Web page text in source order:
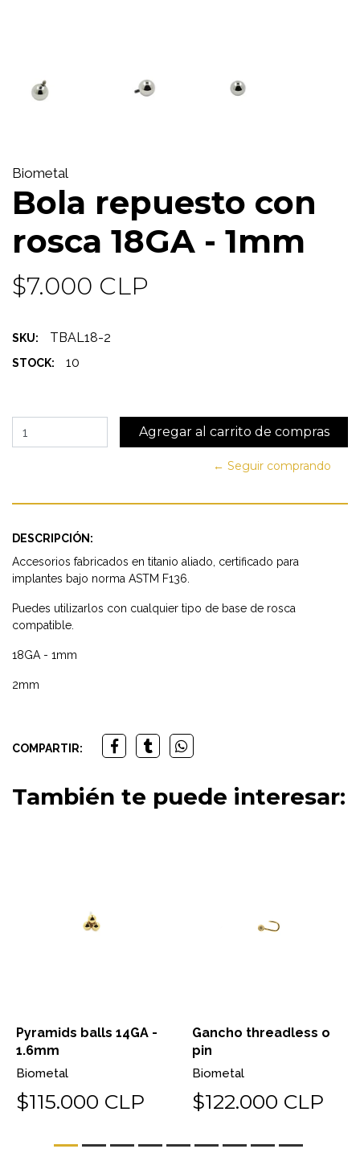
Biometal
Bola repuesto con
rosca 18GA - 1mm
$7.000 CLP
SKU: TBAL18-2
STOCK: 10
← Seguir comprando
DESCRIPCIÓN:
Accesorios fabricados en titanio aliado, certificado para
implantes bajo norma ASTM F136.
Puedes utilizarlos con cualquier tipo de base de rosca
compatible.
18GA - 1mm
2mm
COMPARTIR:
También te puede interesar:
Pyramids balls 14GA -
1.6mm
Biometal
$115.000 CLP
Gancho threadless o
pin
Biometal
$122.000 CLP